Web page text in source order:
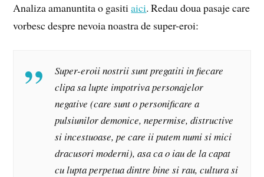
Analiza amanuntita o gasitiaici. Redau doua pasaje care
vorbesc despre nevoia noastra de super-eroi:
Super-eroii nostrii sunt pregatiti in fiecare
clipa sa lupte impotriva personajelor
negative (care sunt o personificare a
pulsiunilor demonice, nepermise, distructive
si incestuoase, pe care ii putem numi si mici
dracusori moderni), asa ca o iau de la capat
cu lupta perpetua dintre bine si rau, cultura si